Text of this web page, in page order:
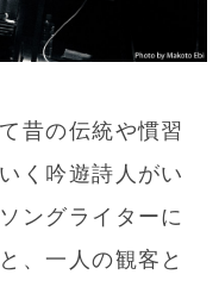
昔の伝統や慣習
く吟遊詩人がい
ングライターに
、一人の観客と